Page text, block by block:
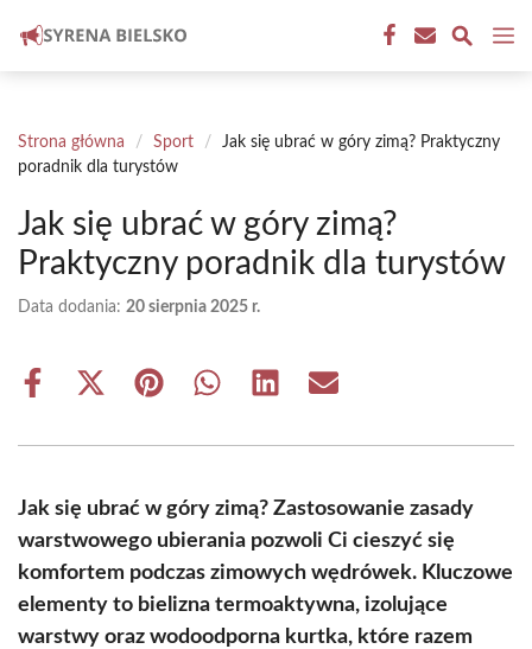
treści
Strona główna / Sport /
Jak się ubrać w góry zimą? Praktyczny
poradnik dla turystów
Jak się ubrać w góry zimą?
Praktyczny poradnik dla turystów
Data dodania: 20 sierpnia 2025 r.
Share
Share
(Twitter)
Share Share Share Share
Jak się ubrać w góry zimą? Zastosowanie zasady
warstwowego ubierania pozwoli Ci cieszyć się
komfortem podczas zimowych wędrówek. Kluczowe
elementy to bielizna termoaktywna, izolujące
warstwy oraz wodoodporna kurtka, które razem